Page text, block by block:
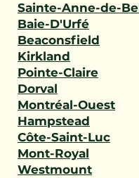
Sainte-Anne-de-
Baie-D'Urfé
Beaconsfield
Kirkland
Pointe-Claire
Dorval
Montréal-Ouest
Hampstead
Côte-Saint-Luc
Mont-Royal
Westmount